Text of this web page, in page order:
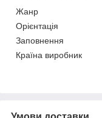
Жанр
Орієнтація
Заповнення
Країна виробник